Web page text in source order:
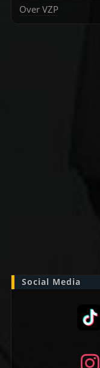
Over VZP
Social Media